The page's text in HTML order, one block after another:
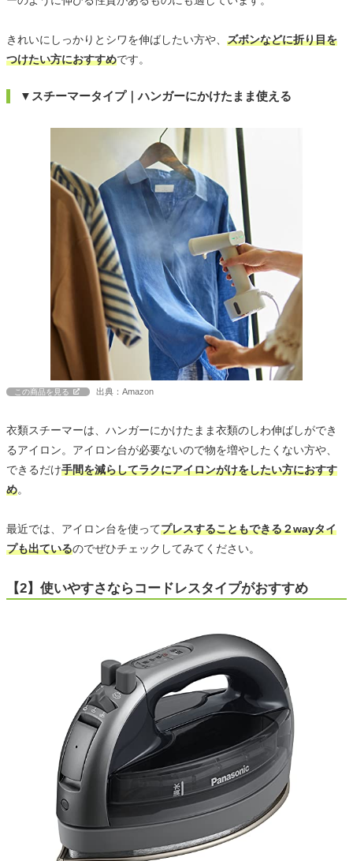
きれいにしっかりとシワを伸ばしたい方や、 ズボンなどに折り目を
つけたい方におすすめです。
▼スチーマータイプ｜ハンガーにかけたまま使える
この商品を見る 出典：Amazon
衣類スチーマーは、ハンガーにかけたまま衣類のしわ伸ばしができ
るアイロン。アイロン台が必要ないので物を増やしたくない方や、
できるだけ手間を減らしてラクにアイロンがけをしたい方におすす
め。
最近では、アイロン台を使ってプレスすることもできる２wayタイ
プも出ているのでぜひチェックしてみてください。
【2】使いやすさならコードレスタイプがおすすめ